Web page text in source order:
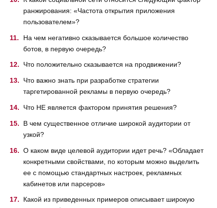
ранжирования: «Частота открытия приложения
пользователем»?
На чем негативно сказывается большое количество
ботов, в первую очередь?
Что положительно сказывается на продвижении?
Что важно знать при разработке стратегии
таргетированной рекламы в первую очередь?
Что НЕ является фактором принятия решения?
В чем существенное отличие широкой аудитории от
узкой?
О каком виде целевой аудитории идет речь? «Обладает
конкретными свойствами, по которым можно выделить
ее с помощью стандартных настроек, рекламных
кабинетов или парсеров»
Какой из приведенных примеров описывает широкую